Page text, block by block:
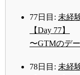
77日目: 未経
【Day 77】
〜GTMのデ
78日目: 未経